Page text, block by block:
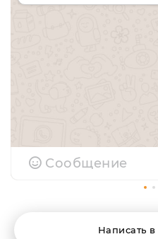
Сообщение
Написать